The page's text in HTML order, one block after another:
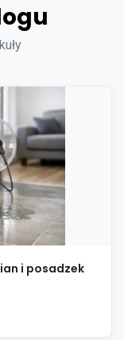
i posadzek